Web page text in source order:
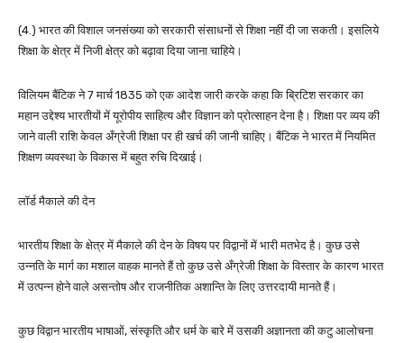
(4.) भारत की विशाल जनसंख्या को सरकारी संसाधनों से शिक्षा नहीं दी जा सकती। इसलिये
शिक्षा के क्षेत्र में निजी क्षेत्र को बढ़ावा दिया जाना चाहिये।
विलियम बैंटिक ने 7 मार्च 1835 को एक आदेश जारी करके कहा कि ब्रिटिश सरकार का
महान उद्देश्य भारतीयों में यूरोपीय साहित्य और विज्ञान को प्रोत्साहन देना है। शिक्षा पर व्यय की
जाने वाली राशि केवल अँग्रेजी शिक्षा पर ही खर्च की जानी चाहिए। बैंटिक ने भारत में नियमित
शिक्षण व्यवस्था के विकास में बहुत रुचि दिखाई।
लॉर्ड मैकाले की देन
भारतीय शिक्षा के क्षेत्र में मैकाले की देन के विषय पर विद्वानों में भारी मतभेद है। कुछ उसे
उन्नति के मार्ग का मशाल वाहक मानते हैं तो कुछ उसे अँग्रेजी शिक्षा के विस्तार के कारण भारत
में उत्पन्न होने वाले असन्तोष और राजनीतिक अशान्ति के लिए उत्तरदायी मानते हैं।
कुछ विद्वान भारतीय भाषाओं, संस्कृति और धर्म के बारे में उसकी अज्ञानता की कटु आलोचना